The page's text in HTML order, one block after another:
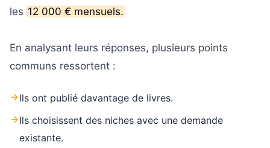
les 12 000 € mensuels.
En analysant leurs réponses, plusieurs points
communs ressortent :
Ils ont publié davantage de livres.
Ils choisissent des niches avec une demande
existante.